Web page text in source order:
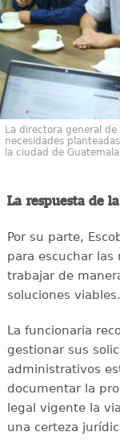
La directora general de
necesidades
la ciudad de
La respuesta de
Por su parte,
para escuchar las
trabajar de
soluciones viables.
La funcionaria
gestionar sus
administrativos
documentar la
legal vigente la
una certeza